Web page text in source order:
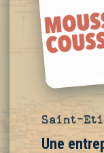
Saint-
Une